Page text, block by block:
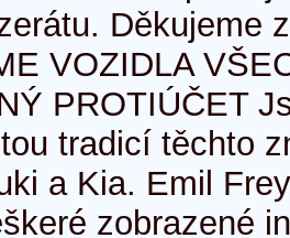
Děkujeme
VOZIDLA
PROTIÚČET
tradicí těchto
a Kia. Emil
zobrazené